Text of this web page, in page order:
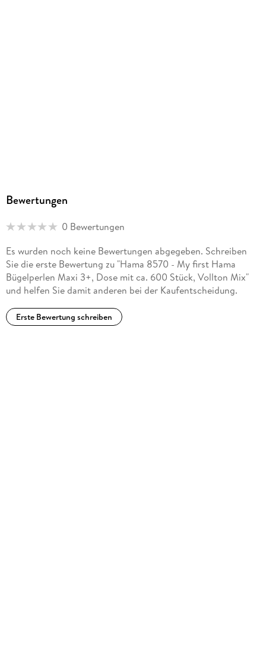
Bewertungen
0 Bewertungen
Es wurden noch keine Bewertungen abgegeben. Schreiben
Sie die erste Bewertung zu "Hama 8570 - My first Hama
Bügelperlen Maxi 3+, Dose mit ca. 600 Stück, Vollton Mix"
und helfen Sie damit anderen bei der Kaufentscheidung.
Erste Bewertung schreiben